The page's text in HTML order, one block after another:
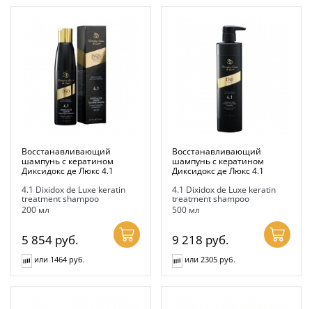
Восстанавливающий
шампунь с кератином
Диксидокс де Люкс 4.1
4.1 Dixidox de Luxe keratin
treatment shampoo
200 мл
5 854 руб.
или 1464 руб.
Восстанавливающий
шампунь с кератином
Диксидокс де Люкс 4.1
4.1 Dixidox de Luxe keratin
treatment shampoo
500 мл
9 218 руб.
или 2305 руб.